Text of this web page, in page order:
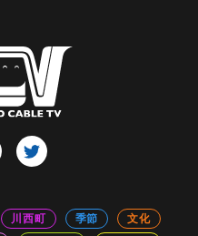
川西町 季節
文化